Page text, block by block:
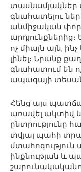
տասնամյակներ
գնահատելու
անմիջական
ոչ միայն այն,
լինել։ Նրանք
գնահատում են
ապագայի
Հենց այս
առավել ակտիվ
ընտրությունը
տվյալ պահի
մտահոգություն
ինքնության և